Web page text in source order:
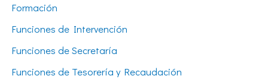
Formación
Funciones de Intervención
Funciones de Secretaría
Funciones de Tesorería y Recaudación